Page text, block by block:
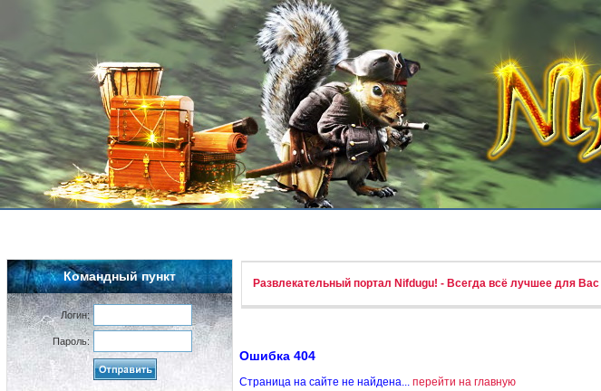
Командный пункт
Логин:
Пароль:
Развлекательный портал Nifdugu! - Всегда всё лучшее для Вас
Ошибка 404
Страница на сайте не найдена... перейти на главную